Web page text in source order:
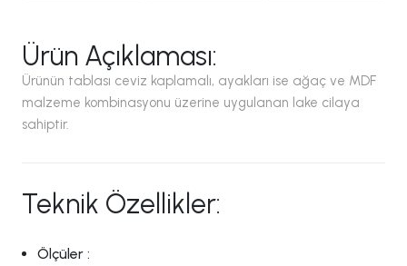
Ürün Açıklaması:
Ürünün tablası ceviz kaplamalı, ayakları ise ağaç ve MDF
malzeme kombinasyonu üzerine uygulanan lake cilaya
sahiptir.
Teknik Özellikler:
Ölçüler :